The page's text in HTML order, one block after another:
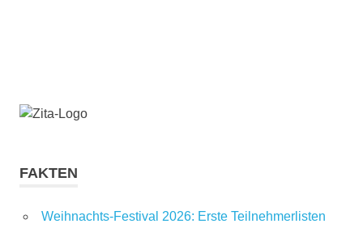
FAKTEN
Weihnachts-Festival 2026: Erste Teilnehmerlisten